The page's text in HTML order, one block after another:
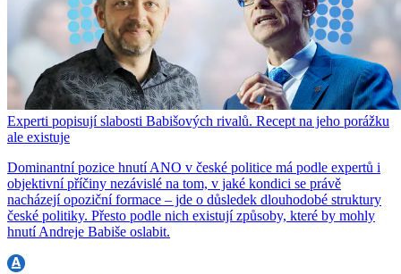
Experti popisují slabosti Babišových rivalů. Recept na jeho porážku
ale existuje
Dominantní pozice hnutí ANO v české politice má podle expertů i
objektivní příčiny nezávislé na tom, v jaké kondici se právě
nacházejí opoziční formace – jde o důsledek dlouhodobé struktury
české politiky. Přesto podle nich existují způsoby, které by mohly
hnutí Andreje Babiše oslabit.